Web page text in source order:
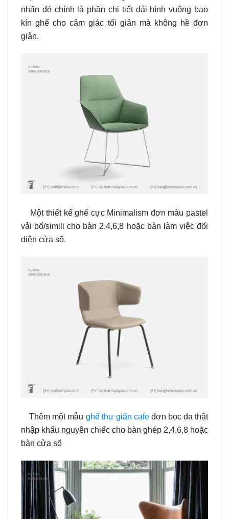
nhấn đó chính là phần chi tiết dải hình vuông bao
kín ghế cho cảm giác tối giản mà không hề đơn
giản.
Một thiết kế ghế cực Minimalism đơn màu pastel
vải bố/simili cho bàn 2,4,6,8 hoặc bàn làm việc đối
diện cửa sổ.
Thêm một mẫu ghế thư giãn cafeđơn bọc da thật
nhập khẩu nguyên chiếc cho bàn ghép 2,4,6,8 hoặc
bàn cửa sổ